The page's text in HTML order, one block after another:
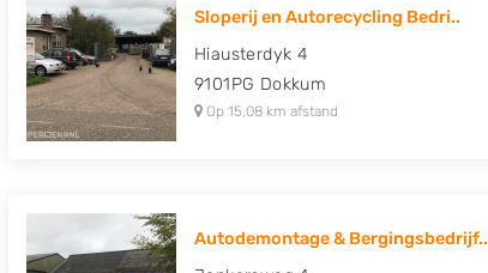
Sloperij en Autorecycling Bedri..
Hiausterdyk 4
9101PG Dokkum
Op 15,08 km afstand
Autodemontage & Bergingsbedrijf..